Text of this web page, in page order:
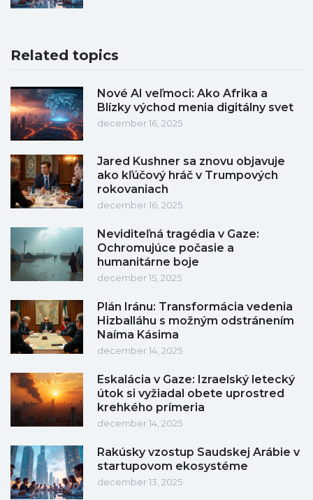
Related topics
Nové AI veľmoci: Ako Afrika a
Blízky východ menia digitálny svet
december 16, 2025
Jared Kushner sa znovu objavuje
ako kľúčový hráč v Trumpových
rokovaniach
december 16, 2025
Neviditeľná tragédia v Gaze:
Ochromujúce počasie a
humanitárne boje
december 15, 2025
Plán Iránu: Transformácia vedenia
Hizballáhu s možným odstránením
Naíma Kásima
december 14, 2025
Eskalácia v Gaze: Izraelský letecký
útok si vyžiadal obete uprostred
krehkého prímeria
december 14, 2025
Rakúsky vzostup Saudskej Arábie v
startupovom ekosystéme
december 13, 2025